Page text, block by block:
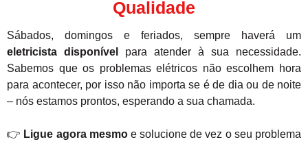
Qualidade
Sábados, domingos e feriados, sempre haverá um
eletricista disponível
para atender à sua necessidade.
Sabemos que os problemas elétricos não escolhem hora
para acontecer, por isso não importa se é de dia ou de noite
– nós estamos prontos, esperando a sua chamada.
👉 Ligue agora mesmoe solucione de vez o seu problema